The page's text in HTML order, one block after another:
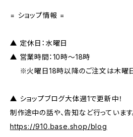
= ショップ情報 =
▲ 定休日：水曜日
▲ 営業時間：10時～18時
※火曜日18時以降のご注文は木曜日
▲ ショップブログ大体週1で更新中！
制作途中の話や、告知など行っています
https://910.base.shop/blog